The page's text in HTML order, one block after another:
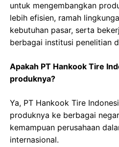
untuk mengembangkan
lebih efisien, ramah
kebutuhan pasar, serta
berbagai institusi penelitian
Apakah PT Hankook Tire
produknya?
Ya, PT Hankook Tire
produknya ke berbagai
kemampuan perusahaan
internasional.